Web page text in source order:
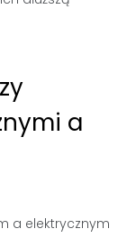
a
a elektrycznym